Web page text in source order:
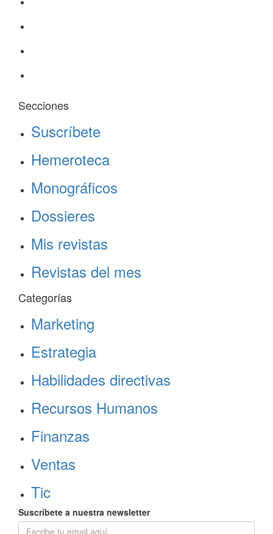
Secciones
Suscríbete
Hemeroteca
Monográficos
Dossieres
Mis revistas
Revistas del mes
Categorías
Marketing
Estrategia
Habilidades directivas
Recursos Humanos
Finanzas
Ventas
Tic
Suscríbete a nuestra newsletter